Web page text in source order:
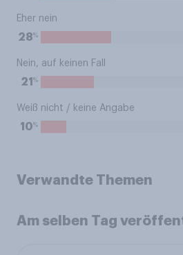
Eher nein
28%
Nein, auf keinen Fall
21 %
Weiß nicht / keine Angabe
10%
Verwandte Themen
Am selben Tag